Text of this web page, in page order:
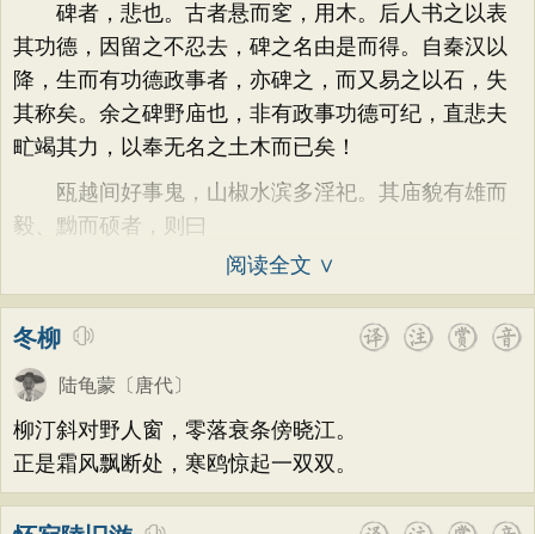
碑者，悲也。古者悬而窆，用木。后人书之以表
其功德，因留之不忍去，碑之名由是而得。自秦汉以
降，生而有功德政事者，亦碑之，而又易之以石，失
其称矣。余之碑野庙也，非有政事功德可纪，直悲夫
甿竭其力，以奉无名之土木而已矣！
瓯越间好事鬼，山椒水滨多淫祀。其庙貌有雄而
毅、黝而硕者，则曰
阅读全文 ∨
冬柳
陆龟蒙 〔唐代〕
柳汀斜对野人窗，零落衰条傍晓江。
正是霜风飘断处，寒鸥惊起一双双。